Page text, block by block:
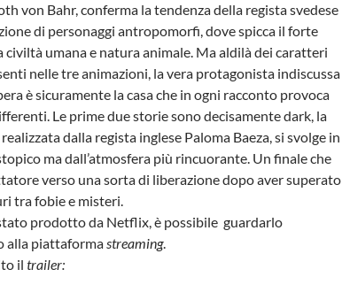
von Bahr, conferma la tendenza della regista svedese
di personaggi antropomorfi, dove spicca il forte
umana e natura animale. Ma aldilà dei caratteri
nelle tre animazioni, la vera protagonista indiscussa
è sicuramente la casa che in ogni racconto provoca
Le prime due storie sono decisamente dark, la
dalla regista inglese Paloma Baeza, si svolge in
ma dall’atmosfera più rincuorante. Un finale che
verso una sorta di liberazione dopo aver superato
tra fobie e misteri.
prodotto da Netflix, è possibile guardarlo
alla piattaformastreaming.
il trailer: